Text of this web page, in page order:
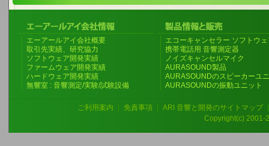
エーアールアイ会社概要
取引先実績、研究協力
ソフトウェア開発実績
ファームウェア開発実績
ハードウェア開発実績
無響室 : 音響測定/実験/試験設備
エコーキャンセラー ソフトウ
携帯電話用 音響測定器
ノイズキャンセルマイク
AURASOUND製品
AURASOUNDのスピーカーユ
AURASOUNDの振動ユニット
ご利用案内 免責事項 ARI 音響と開発のサイトマップ
Copyright(c) 2001-